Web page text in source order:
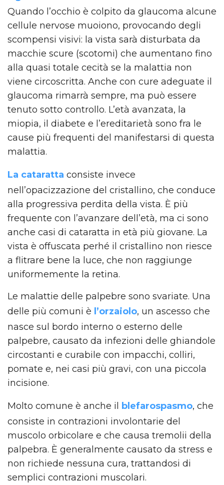
Quando l’occhio è colpito da glaucoma alcune
cellule nervose muoiono, provocando degli
scompensi visivi: la vista sarà disturbata da
macchie scure (scotomi) che aumentano fino
alla quasi totale cecità se la malattia non
viene circoscritta. Anche con cure adeguate il
glaucoma rimarrà sempre, ma può essere
tenuto sotto controllo. L’età avanzata, la
miopia, il diabete e l’ereditarietà sono fra le
cause più frequenti del manifestarsi di questa
malattia.
La cataratta consiste invece
nell’opacizzazione del cristallino, che conduce
alla progressiva perdita della vista. È più
frequente con l’avanzare dell’età, ma ci sono
anche casi di cataratta in età più giovane. La
vista è offuscata perhé il cristallino non riesce
a flitrare bene la luce, che non raggiunge
uniformemente la retina.
Le malattie delle palpebre sono svariate. Una
delle più comuni è l’orzaiolo, un ascesso che
nasce sul bordo interno o esterno delle
palpebre, causato da infezioni delle ghiandole
circostanti e curabile con impacchi, colliri,
pomate e, nei casi più gravi, con una piccola
incisione.
Molto comune è anche il blefarospasmo, che
consiste in contrazioni involontarie del
muscolo orbicolare e che causa tremolii della
palpebra. È generalmente causato da stress e
non richiede nessuna cura, trattandosi di
semplici contrazioni muscolari.